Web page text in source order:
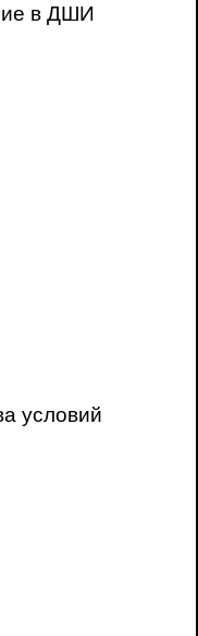
в ДШИ
условий